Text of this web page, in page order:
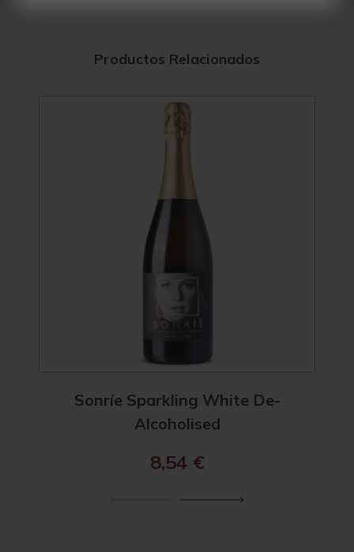
Productos Relacionados
Sonríe Sparkling White De-
Alcoholised
8,54 €